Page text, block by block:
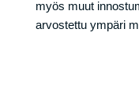
myös muut
arvostettu ympäri